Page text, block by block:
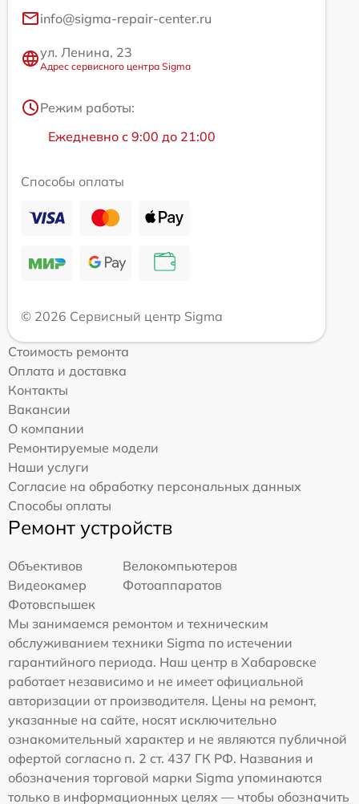
info@sigma-repair-center.ru
ул. Ленина, 23
Адрес сервисного центра Sigma
Режим работы:
Ежедневно с 9:00 до 21:00
Способы оплаты
© 2026 Сервисный центр Sigma
Стоимость ремонта
Оплата и доставка
Контакты
Вакансии
О компании
Ремонтируемые модели
Наши услуги
Согласие на обработку персональных данных
Способы оплаты
Ремонт устройств
Объективов
Велокомпьютеров
Видеокамер
Фотоаппаратов
Фотовспышек
Мы занимаемся ремонтом и техническим
обслуживанием техники Sigma по истечении
гарантийного периода. Наш центр в Хабаровске
работает независимо и не имеет официальной
авторизации от производителя. Цены на ремонт,
указанные на сайте, носят исключительно
ознакомительный характер и не являются публичной
офертой согласно п. 2 ст. 437 ГК РФ. Названия и
обозначения торговой марки Sigma упоминаются
только в информационных целях — чтобы обозначить